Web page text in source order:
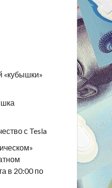
«кубышки»
с Tesla
в 20:00 по